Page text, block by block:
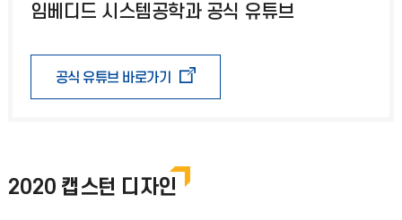
임베디드 시스템공학과 공식 유튜브
공식 유튜브 바로가기
2020 캡스턴 디자인